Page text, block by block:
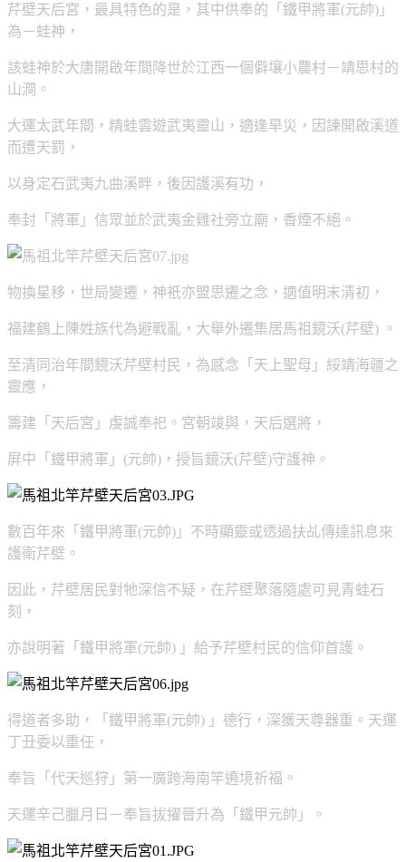
芹壁天后宮，最具特色的是，其中供奉的「鐵甲將軍(元帥)」
為－蛙神，
該蛙神於大唐開啟年間降世於江西一個僻壤小農村－靖思村的
山澗。
大運太武年間，精蛙雲遊武夷靈山，適逢旱災，因諫開啟溪道
而遭天罰，
以身定石武夷九曲溪畔，後因護溪有功，
奉封「將軍」信眾並於武夷金雞社旁立廟，香煙不絕。
物換星移，世局變遷，神祇亦盟思遷之念，適值明末清初，
福建鶴上陳姓族代為避戰亂，大舉外遷集居馬祖鏡沃(芹壁) 。
至清同治年間鏡沃芹壁村民，為感念「天上聖母」綏靖海疆之
靈應，
籌建「天后宮」虔誠奉祀。宮朝竣與，天后選將，
屏中「鐵甲將軍」(元帥)，授旨鏡沃(芹壁)守護神。
數百年來「鐵甲將軍(元帥)」不時顯靈或透過扶乩傳達訊息來
護衛芹壁。
因此，芹壁居民對牠深信不疑，在芹壁聚落隨處可見青蛙石
刻，
亦說明著「鐵甲將軍(元帥) 」給予芹壁村民的信仰首護。
得道者多助，「鐵甲將軍(元帥) 」德行，深獲天尊器重。天運
丁丑委以重任，
奉旨「代天巡狩」第一廣跨海南竿遶境祈福。
天運辛己臘月日－奉旨拔擢晉升為「鐵甲元帥」。